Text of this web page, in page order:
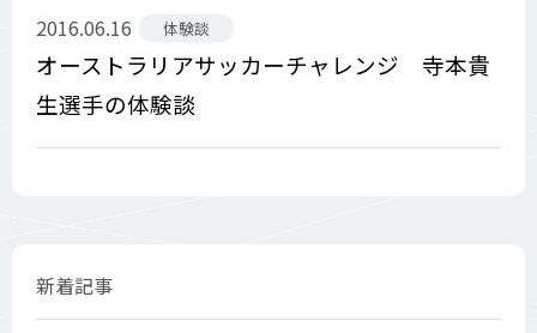
2016.06.16 体験談
オーストラリアサッカーチャレンジ 寺本貴
生選手の体験談
新着記事